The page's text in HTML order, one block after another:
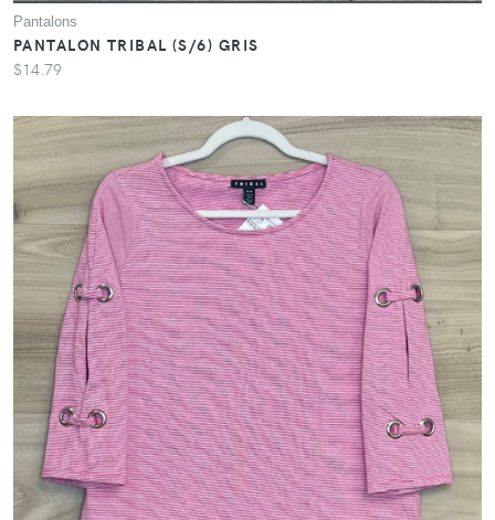
Pantalons
PANTALON TRIBAL (S/6) GRIS
$14.79